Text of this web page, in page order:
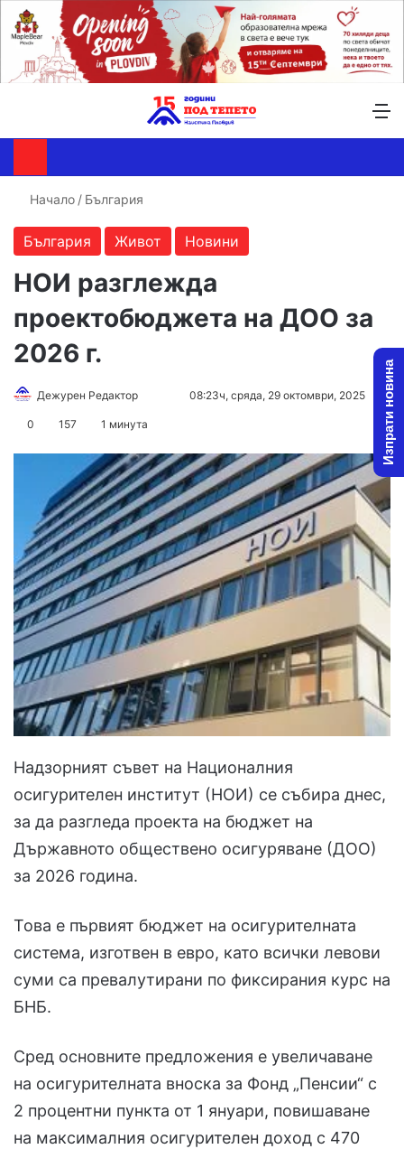
Начало / България
България Живот Новини
НОИ разглежда
проектобюджета на ДОО за
2026 г.
Дежурен Редактор
Send08:23ч, сряда, 29 октомври, 2025
0 157 1 минута
Надзорният съвет на Националния
осигурителен институт (НОИ) се събира днес,
за да разгледа проекта на бюджет на
Държавното обществено осигуряване (ДОО)
за 2026 година.
Това е първият бюджет на осигурителната
система, изготвен в евро, като всички левови
суми са превалутирани по фиксирания курс на
БНБ.
Сред основните предложения е увеличаване
на осигурителната вноска за Фонд „Пенсии“ с
2 процентни пункта от 1 януари, повишаване
на максималния осигурителен доход с 470
Изпрати новина